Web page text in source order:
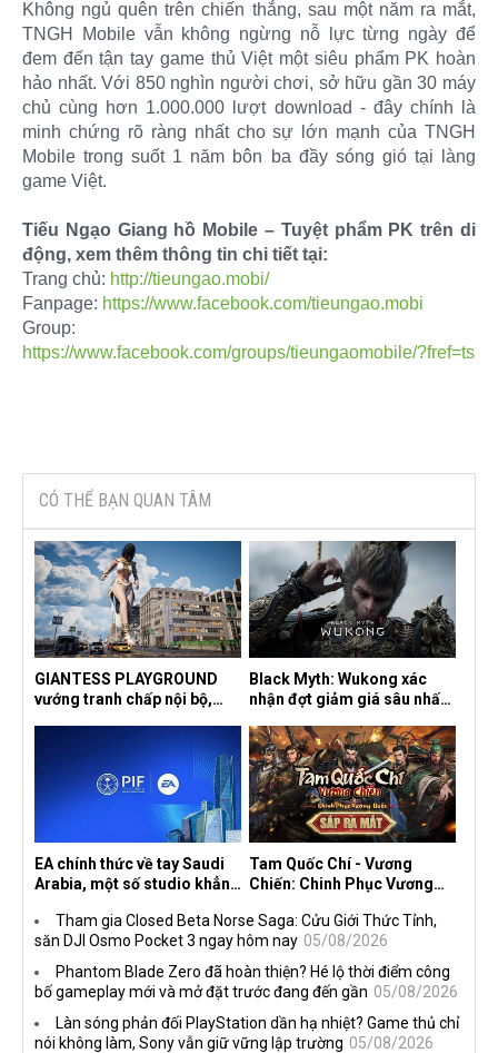
Không ngủ quên trên chiến thắng, sau một năm ra mắt,
TNGH Mobile vẫn không ngừng nỗ lực từng ngày để
đem đến tận tay game thủ Việt một siêu phẩm PK hoàn
hảo nhất. Với 850 nghìn người chơi, sở hữu gần 30 máy
chủ cùng hơn 1.000.000 lượt download - đây chính là
minh chứng rõ ràng nhất cho sự lớn mạnh của TNGH
Mobile trong suốt 1 năm bôn ba đầy sóng gió tại làng
game Việt.
Tiếu Ngạo Giang hồ Mobile – Tuyệt phẩm PK trên di
động, xem thêm thông tin chi tiết tại:
Trang chủ: http://tieungao.mobi/
Fanpage: https://www.facebook.com/tieungao.mobi
Group:
https://www.facebook.com/groups/tieungaomobile/?fref=ts
CÓ THỂ BẠN QUAN TÂM
GIANTESS PLAYGROUND
vướng tranh chấp nội bộ,
ngầm chiếm đoạt doanh thu
Black Myth: Wukong xác
nhận đợt giảm giá sâu nhất
trên mọi nền tảng
EA chính thức về tay Saudi
Arabia, một số studio khẳng
lược DEI
Tam Quốc Chí - Vương
Chiến: Chinh Phục Vương
sáu thị trường Đông Nam Á
Tham gia Closed Beta Norse Saga: Cửu Giới Thức Tỉnh,
săn DJI Osmo Pocket 3 ngay hôm nay 05/08/2026
Phantom Blade Zero đã hoàn thiện? Hé lộ thời điểm công
bố gameplay mới và mở đặt trước đang đến gần 05/08/2026
Làn sóng phản đối PlayStation dần hạ nhiệt? Game thủ chỉ
nói không làm, Sony vẫn giữ vững lập trường 05/08/2026